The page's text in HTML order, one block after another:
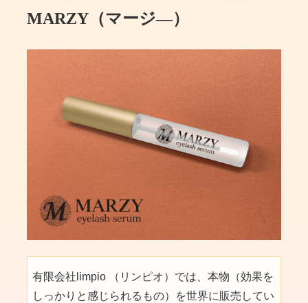
MARZY（マージ―）
有限会社limpio （リンピオ）では、本物（効果を
しっかりと感じられるもの）を世界に販売してい